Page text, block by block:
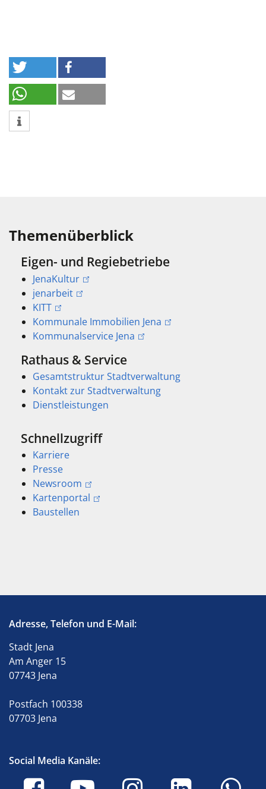
Themenüberblick
Eigen- und Regiebetriebe
JenaKultur
jenarbeit
KITT
Kommunale Immobilien Jena
Kommunalservice Jena
Rathaus & Service
Gesamtstruktur Stadtverwaltung
Kontakt zur Stadtverwaltung
Dienstleistungen
Schnellzugriff
Karriere
Presse
Newsroom
Kartenportal
Baustellen
Adresse, Telefon und E-Mail:
Stadt Jena
Am Anger 15
07743 Jena
Postfach 100338
07703 Jena
Social Media Kanäle: